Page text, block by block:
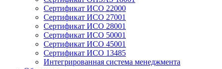
Сертификат ИСО 22000
Сертификат ИСО 27001
Сертификат ИСО 28001
Сертификат ИСО 50001
Сертификат ИСО 45001
Сертификат ИСО 13485
Интегрированная система менеджмента